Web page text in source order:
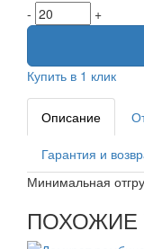
- +
Купить в 1 клик
Описание
Гарантия и
Минимальная
ПОХОЖИЕ